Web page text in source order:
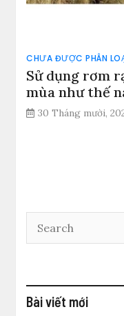
CHƯA ĐƯỢC PHÂN
Sử dụng rơm
mùa như thế
30 Tháng mười,
Bài viết mới